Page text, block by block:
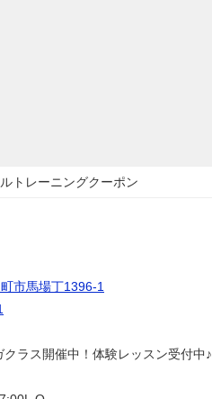
トレーニングクーポン
市馬場丁1396-1
クラス開催中！体験レッスン受付中♪